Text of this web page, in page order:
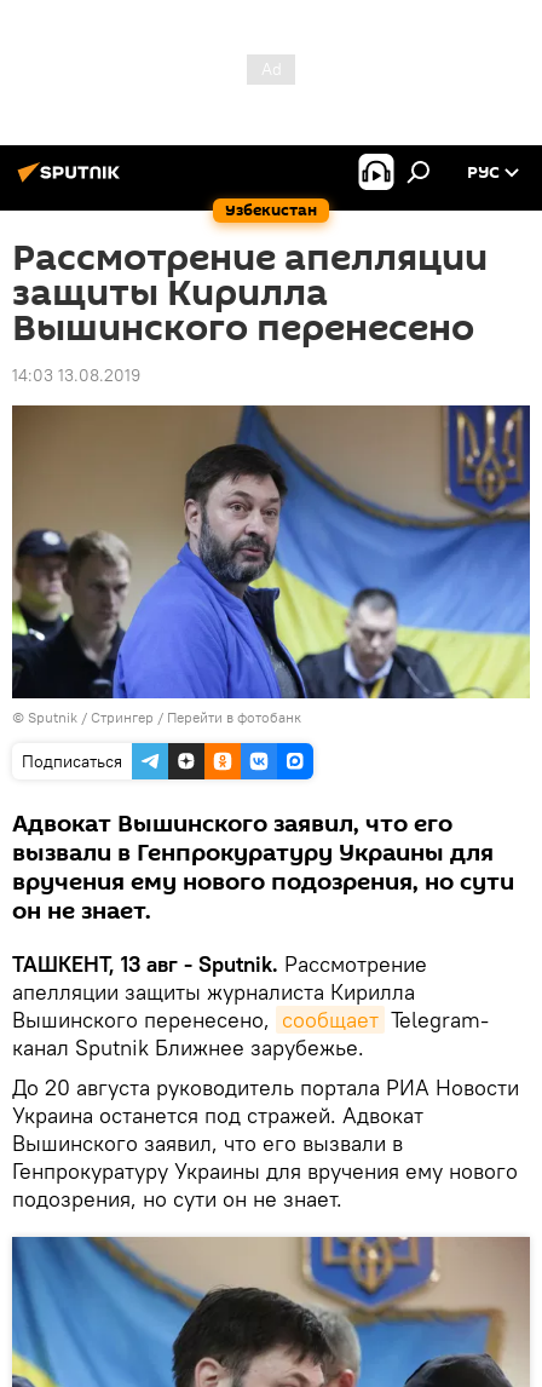
Узбекистан
РУС
Рассмотрение апелляции
защиты Кирилла
Вышинского перенесено
14:03 13.08.2019
© Sputnik / Стрингер / Перейти в фотобанк
Подписаться
Адвокат Вышинского заявил, что его
вызвали в Генпрокуратуру Украины для
вручения ему нового подозрения, но сути
он не знает.
ТАШКЕНТ, 13 авг - Sputnik. Рассмотрение
апелляции защиты журналиста Кирилла
Вышинского перенесено, сообщает Telegram-
канал Sputnik Ближнее зарубежье.
До 20 августа руководитель портала РИА Новости
Украина останется под стражей. Адвокат
Вышинского заявил, что его вызвали в
Генпрокуратуру Украины для вручения ему нового
подозрения, но сути он не знает.